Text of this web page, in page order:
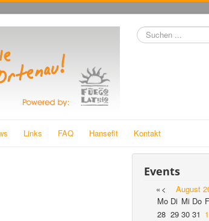
Suchen
...
Links FAQ Hansefit Kontakt
Events
« < August
Mo Di Mi Do
28 29 30 31 1